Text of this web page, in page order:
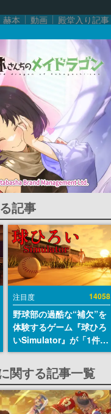
赫本 動画 殿堂入り記事
記事
注目度 14058
野球部の過酷な“補欠”を
体験するゲーム『球ひろ
いSimulator』が「1件」
のウィッシュリストをも
とにチェコ語に対応し
SNSで話題に。『キング
ダム・カム』開発元やチ
ェコのプロ野球選手から
関する記事一覧